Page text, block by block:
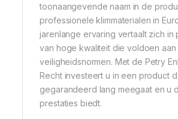
toonaangevende naam in de
professionele klimmaterialen in
jarenlange ervaring vertaalt zich in
van hoge kwaliteit die voldoen
veiligheidsnormen. Met de Petry
Recht investeert u in een product
gegarandeerd lang meegaat en u
prestaties biedt.